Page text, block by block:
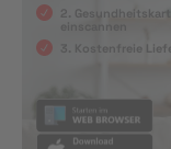
2.
einscannen
3. Kostenfreie